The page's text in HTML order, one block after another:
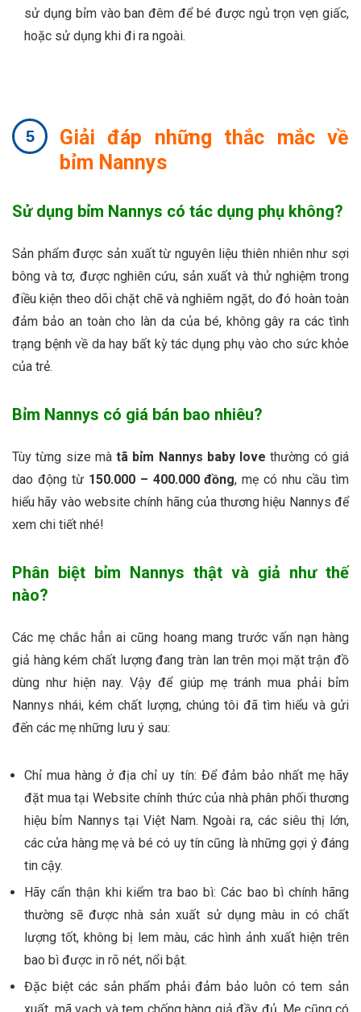
sử dụng bỉm vào ban đêm để bé được ngủ trọn vẹn giấc,
hoặc sử dụng khi đi ra ngoài.
Giải đáp những thắc mắc về
bỉm Nannys
Sử dụng bỉm Nannys có tác dụng phụ không?
Sản phẩm được sản xuất từ nguyên liệu thiên nhiên như sợi
bông và tơ, được nghiên cứu, sản xuất và thử nghiệm trong
điều kiện theo dõi chặt chẽ và nghiêm ngặt, do đó hoàn toàn
đảm bảo an toàn cho làn da của bé, không gây ra các tình
trạng bệnh về da hay bất kỳ tác dụng phụ vào cho sức khỏe
của trẻ.
Bỉm Nannys có giá bán bao nhiêu?
Tùy từng size màtã bỉm Nannys baby love thường có giá
dao động từ 150.000 – 400.000 đồng, mẹ có nhu cầu tìm
hiểu hãy vào website chính hãng của thương hiệu Nannys để
xem chi tiết nhé!
Phân biệt bỉm Nannys thật và giả như thế
nào?
Các mẹ chắc hẳn ai cũng hoang mang trước vấn nạn hàng
giả hàng kém chất lượng đang tràn lan trên mọi mặt trận đồ
dùng như hiện nay. Vậy để giúp mẹ tránh mua phải bỉm
Nannys nhái, kém chất lượng, chúng tôi đã tìm hiểu và gửi
đến các mẹ những lưu ý sau:
Chỉ mua hàng ở địa chỉ uy tín: Để đảm bảo nhất mẹ hãy
đặt mua tại Website chính thức của nhà phân phối thương
hiệu bỉm Nannys tại Việt Nam. Ngoài ra, các siêu thị lớn,
các cửa hàng mẹ và bé có uy tín cũng là những gợi ý đáng
tin cậy.
Hãy cẩn thận khi kiểm tra bao bì: Các bao bì chính hãng
thường sẽ được nhà sản xuất sử dụng màu in có chất
lượng tốt, không bị lem màu, các hình ảnh xuất hiện trên
bao bì được in rõ nét, nổi bật.
Đặc biệt các sản phẩm phải đảm bảo luôn có tem sản